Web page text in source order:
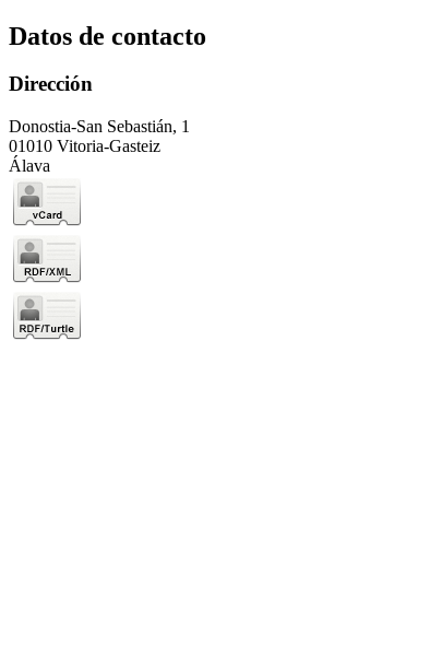
Datos de contacto
Dirección
Donostia-San Sebastián, 1
01010 Vitoria-Gasteiz
Álava